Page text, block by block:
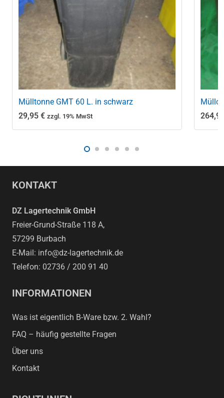
Mülltonne GMT 60 L. in schwarz
29,95 € zzgl. 19% MwSt
KONTAKT
DZ Lagertechnik GmbH
Freier-Grund-Straße 118 A,
57299 Burbach
E-Mail: info@dz-lagertechnik.de
Telefon: 02736 / 200 91 40
INFORMATIONEN
Was ist eigentlich B-Ware bzw. 2. Wahl?
FAQ – häufig gestellte Fragen
Über uns
Kontakt